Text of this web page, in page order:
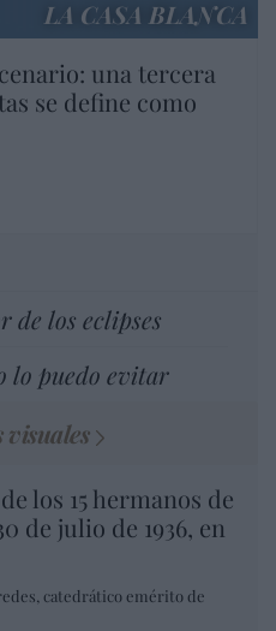
LA CASA BLANCA
una tercera
se define como
de los eclipses
lo puedo evitar
los 15 hermanos de
de julio de 1936, en
catedrático emérito de